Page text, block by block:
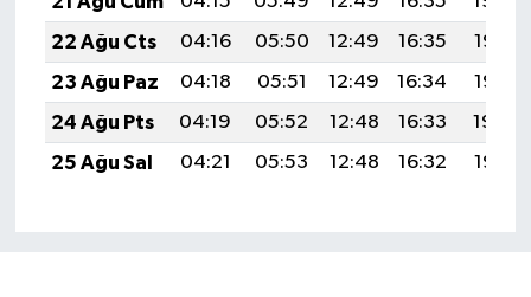
22 Ağu Cts
04:16 05:50 12:49 16:35
19:37
23 Ağu Paz
04:18 05:51 12:49 16:34
19:36
24 Ağu Pts
04:19 05:52 12:48 16:33
19:34
25 Ağu Sal
04:21 05:53 12:48 16:32 19:33